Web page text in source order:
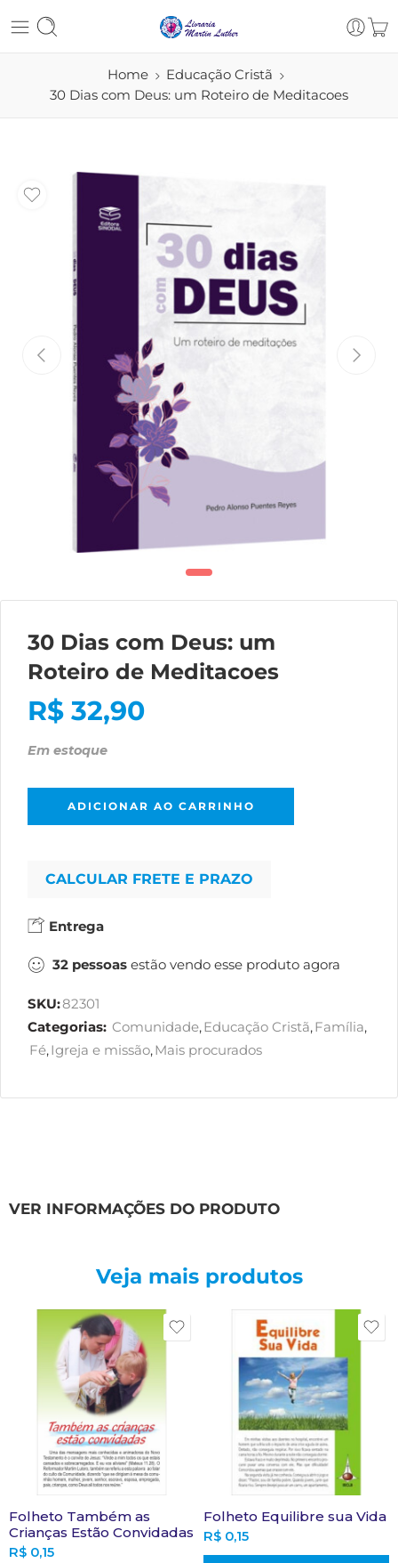
Home
Educação Cristã
30 Dias com Deus: um Roteiro de Meditacoes
30 Dias com Deus: um
Roteiro de Meditacoes
R$ 32,90
Em estoque
ADICIONAR AO CARRINHO
CALCULAR FRETE E PRAZO
Entrega
32 pessoas estão vendo esse produto agora
SKU:82301
Categorias: Comunidade,Educação Cristã,Família,
Fé,Igreja e missão,Mais procurados
VER INFORMAÇÕES DO PRODUTO
Veja mais produtos
Folheto Também as
Crianças Estão Convidadas
R$ 0,15
Folheto Equilibre sua Vida
R$ 0,15